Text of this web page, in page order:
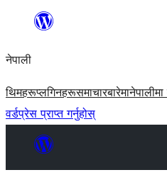
सामग्रीमा
नेपाली
थिमहरूप्लगिनहरूसमाचारबारेमा
वर्डप्रेस प्राप्त गर्नुहोस्